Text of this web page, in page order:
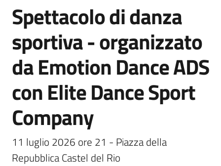
Novità
Servizi
Vivere
Castel
del
Rio
Menu selezionato
Salta al contenuto
Spettacolo di danza
sportiva - organizzato
da Emotion Dance ADS
con Elite Dance Sport
Company
11 luglio 2026 ore 21 - Piazza della
Repubblica Castel del Rio